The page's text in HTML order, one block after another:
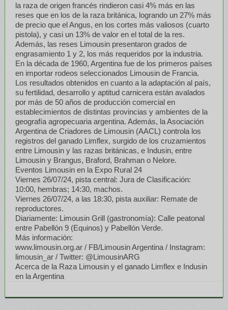
la raza de origen francés rindieron casi 4% más en las
reses que en los de la raza británica, logrando un 27% más
de precio que el Angus, en los cortes más valiosos (cuarto
pistola), y casi un 13% de valor en el total de la res.
Además, las reses Limousin presentaron grados de
engrasamiento 1 y 2, los más requeridos por la industria.
En la década de 1960, Argentina fue de los primeros países
en importar rodeos seleccionados Limousin de Francia.
Los resultados obtenidos en cuanto a la adaptación al país,
su fertilidad, desarrollo y aptitud carnicera están avalados
por más de 50 años de producción comercial en
establecimientos de distintas provincias y ambientes de la
geografía agropecuaria argentina. Además, la Asociación
Argentina de Criadores de Limousin (AACL) controla los
registros del ganado Limflex, surgido de los cruzamientos
entre Limousin y las razas británicas, e Indusin, entre
Limousin y Brangus, Braford, Brahman o Nelore.
Eventos Limousin en la Expo Rural 24
Viernes 26/07/24, pista central: Jura de Clasificación:
10:00, hembras; 14:30, machos.
Viernes 26/07/24, a las 18:30, pista auxiliar: Remate de
reproductores.
Diariamente: Limousin Grill (gastronomía): Calle peatonal
entre Pabellón 9 (Equinos) y Pabellón Verde.
Más información:
www.limousin.org.ar / FB/Limousin Argentina / Instagram:
limousin_ar / Twitter: @LimousinARG
Acerca de la Raza Limousin y el ganado Limflex e Indusin
en la Argentina